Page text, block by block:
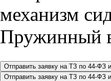
Пружинный